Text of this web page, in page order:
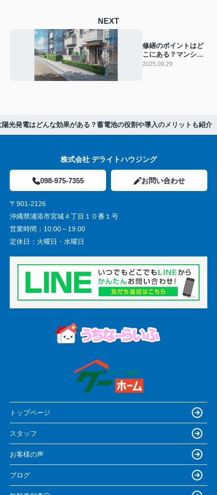
NEXT
修繕のポイントはど
こにある？マンショ
ン大規模修繕の流れ
2025.09.29
光発電はどんな効果がある？蓄電池の役割や導入のメリットも紹介
株式会社 デライトハウジング
098-975-7355 お問い合わせ
〒901-2126
沖縄県浦添市宮城４丁目１０番１号
営業時間： 10:00～19:00
定休日： 火曜日・水曜日
トップページ
スタッフ
お客様の声
ブログ